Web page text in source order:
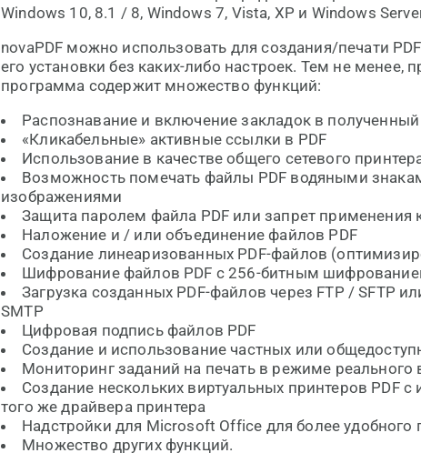
Windows 10, 8.1 / 8, Windows 7, Vista, XP и Windows
novaPDF можно использовать для создания/печати
его установки без каких-либо настроек. Тем не менее,
программа содержит множество функций:
Распознавание и включение закладок в
«Кликабельные» активные ссылки в PDF
Использование в качестве общего сетевого
Возможность помечать файлы PDF водяными
изображениями
Защита паролем файла PDF или запрет применения
Наложение и / или объединение файлов PDF
Создание линеаризованных PDF-файлов
Шифрование файлов PDF с 256-битным
Загрузка созданных PDF-файлов через FTP / SFTP
SMTP
Цифровая подпись файлов PDF
Создание и использование частных или
Мониторинг заданий на печать в режиме реального
Создание нескольких виртуальных принтеров PDF
того же драйвера принтера
Надстройки для Microsoft Office для более удобного
Множество других функций.